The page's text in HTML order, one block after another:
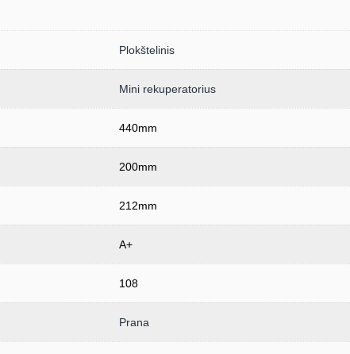
Plokštelinis
Mini rekuperatorius
440mm
200mm
212mm
A+
108
Prana